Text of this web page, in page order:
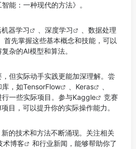
能：一种现代的方法》。
机器学习 深度学习
数据处理
首先掌握这些基本概念和技能，可以
杂的AI模型和算法。
但实际动手实践更能加深理解。尝
，如TensorFlow Keras
行一些实际项目。参与Kaggle
竞赛
目，可以提升你的实际操作能力。
的技术和方法不断涌现。关注相关
术博客
和行业新闻，能够帮助你了